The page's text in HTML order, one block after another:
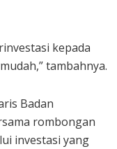
kepada
tambahnya.
Badan
rombongan
investasi yang